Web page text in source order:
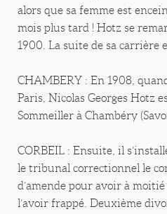
alors que sa femme est
mois plus tard ! Hotz se
1900. La suite de sa carrière
CHAMBERY : En 1908,
Paris, Nicolas Georges Hotz
Sommeiller à Chambéry
CORBEIL : Ensuite, il
le tribunal correctionnel le
d’amende pour avoir à
l’avoir frappé. Deuxième